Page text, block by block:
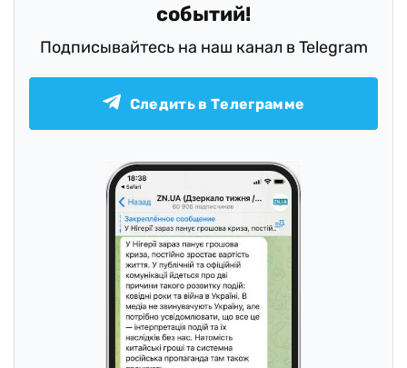
событий!
Подписывайтесь на наш канал в Telegram
Следить в Телеграмме